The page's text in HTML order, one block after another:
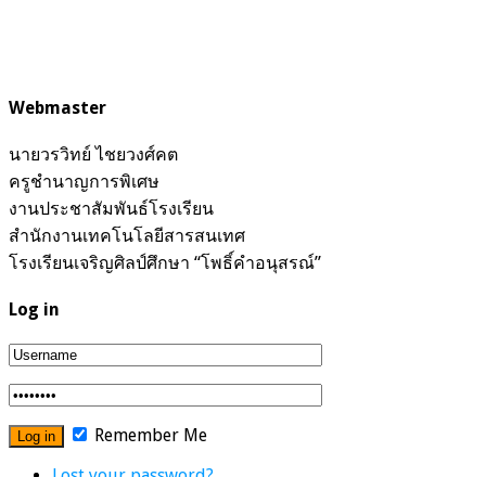
Webmaster
นายวรวิทย์ ไชยวงศ์คต
ครูชำนาญการพิเศษ
งานประชาสัมพันธ์โรงเรียน
สำนักงานเทคโนโลยีสารสนเทศ
โรงเรียนเจริญศิลป์ศึกษา “โพธิ์คำอนุสรณ์”
Log in
Remember Me